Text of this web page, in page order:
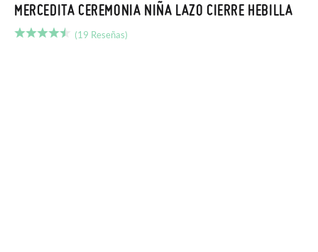
MERCEDITA CEREMONIA NIÑA LAZO CIERRE HEBILLA
(19 Reseñas)